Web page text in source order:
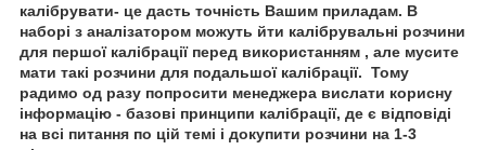
калібрувати- це дасть точність Вашим приладам. В
наборі з аналізатором можуть йти калібрувальні розчини
для першої калібрації перед використанням , але мусите
мати такі розчини для подальшої калібрації. Тому
радимо од разу попросити менеджера вислати корисну
інформацію - базові принципи калібрації, де є відповіді
на всі питання по цій темі і докупити розчини на 1-3